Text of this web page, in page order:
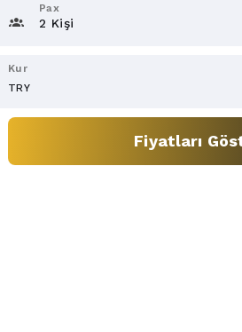
Pax
2 Kişi
Kur
TRY
Fiyatları